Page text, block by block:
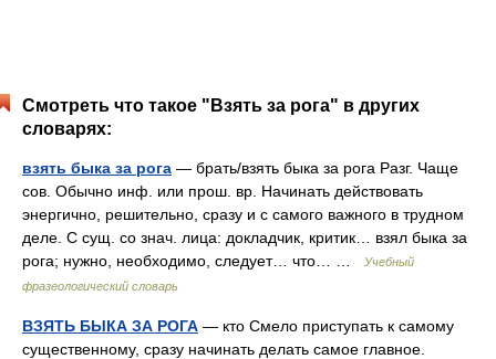
Смотреть что такое "Взять за рога" в других
словарях:
взять быка за рога — брать/взять быка за рога Разг. Чаще
сов. Обычно инф. или прош. вр. Начинать действовать
энергично, решительно, сразу и с самого важного в трудном
деле. С сущ. со знач. лица: докладчик, критик… взял быка за
рога; нужно, необходимо, следует… что… …
Учебный
фразеологический словарь
ВЗЯТЬ БЫКА ЗА РОГА — кто Смело приступать к самому
существенному, сразу начинать делать самое главное.